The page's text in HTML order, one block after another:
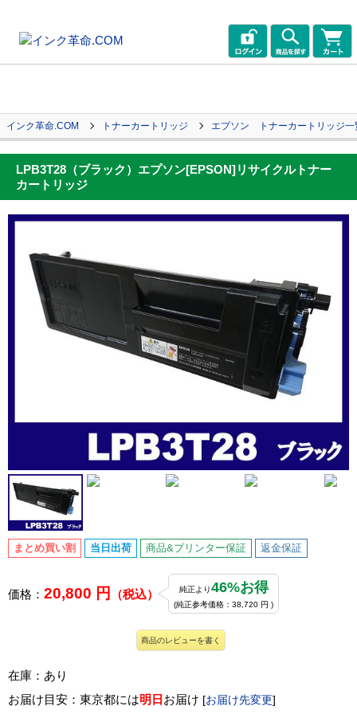
インク革命.COM トナーカートリッジ エプソン トナーカートリッジ一
LPB3T28（ブラック）エプソン[EPSON]リサイクルトナー
カートリッジ
まとめ買い割 当日出荷 商品&プリンター保証 返金保証
価格： 20,800 円 （税込） 純正より46%お得
(純正参考価格：38,720 円 )
商品のレビューを書く
在庫：あり
お届け目安：東京都には明日 お届け [お届け先変更]